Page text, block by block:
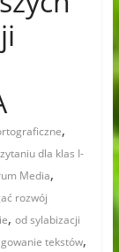
,
dla klas I-
Media,
rozwój
, od sylabizacji
tekstów,